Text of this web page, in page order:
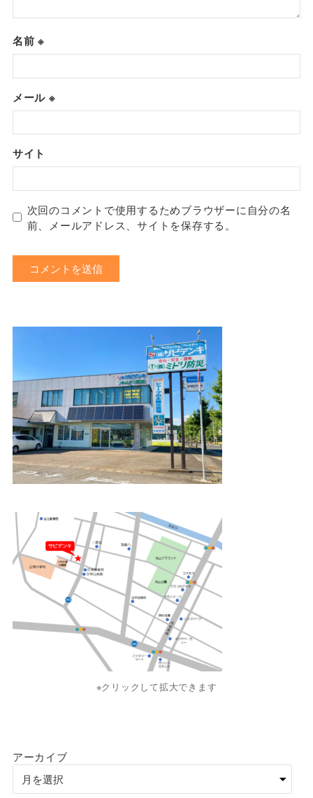
名前※
メール ※
サイト
次回のコメントで使用するためブラウザーに自分の名
前、メールアドレス、サイトを保存する。
※クリックして拡大できます
アーカイブ